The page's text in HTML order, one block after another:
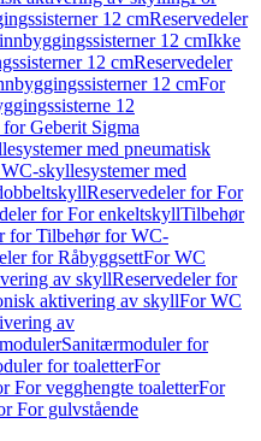
12 cmReservedeler
12 cmIkke
12 cmReservedeler
12 cmFor
12
Geberit Sigma
med pneumatisk
skyllesystemer med
Reservedeler for For
for For enkeltskyllTilbehør
for Tilbehør for WC-
for RåbyggsettFor WC
av skyllReservedeler for
aktivering av skyllFor WC
av
Sanitærmoduler for
for toaletterFor
For vegghengte toaletterFor
For gulvstående